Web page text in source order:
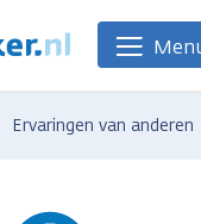
Ervaringen van anderen